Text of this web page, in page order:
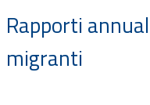
Guide
Rapporti
migranti